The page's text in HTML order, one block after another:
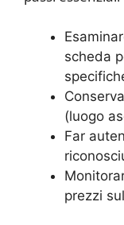
scheda
(luogo
Far
prezzi